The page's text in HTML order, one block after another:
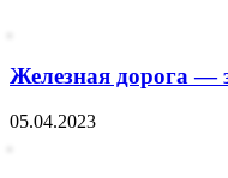
Железная дорога —
05.04.2023